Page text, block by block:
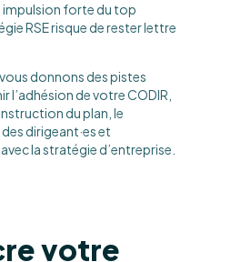
impulsion forte du top
RSE risque de rester lettre
donnons des pistes
de votre CODIR,
du plan, le
dirigeant·es et
la stratégie d’entreprise.
votre